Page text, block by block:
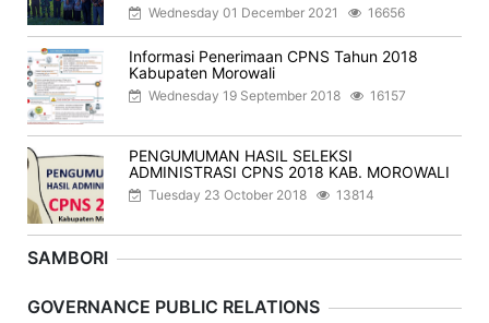
Wednesday 01 December 2021 16656
Informasi Penerimaan CPNS Tahun 2018
Kabupaten Morowali
Wednesday 19 September 2018 16157
PENGUMUMAN HASIL SELEKSI
ADMINISTRASI CPNS 2018 KAB. MOROWALI
Tuesday 23 October 2018 13814
SAMBORI
Previous
GOVERNANCE PUBLIC RELATIONS